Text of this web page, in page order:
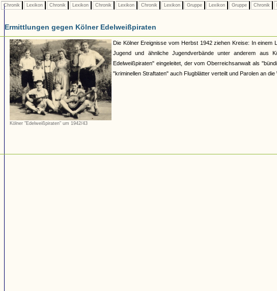
Chronik Lexikon Chronik Lexikon Chronik Lexikon Chronik Lexikon Gruppe Lexikon Gruppe Chronik
Ermittlungen gegen Kölner Edelweißpiraten
Kölner "Edelweißpiraten" um 1942/43
Die Kölner Ereignisse vom Herbst 1942 ziehen Kreise: In
Jugend und ähnliche Jugendverbände unter anderem aus
Edelweißpiraten" eingeleitet, der vom Oberreichsanwalt als
"kriminellen Straftaten" auch Flugblätter verteilt und Parolen an die